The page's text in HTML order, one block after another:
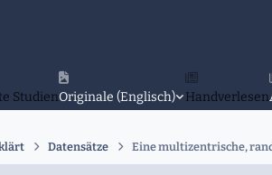
StudienOriginale (Englisch) Handverlesen
Datensätze Eine multizentrische,